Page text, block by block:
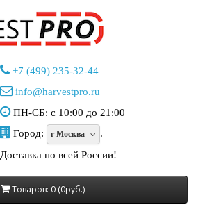
+7 (499) 235-32-44
info@harvestpro.ru
ПН-СБ: с 10:00 до 21:00
Город:
г Москва
.
Доставка по всей России!
Товаров: 0 (0руб.)